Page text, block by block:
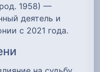
1958) —
деятель и
с 2021 года.